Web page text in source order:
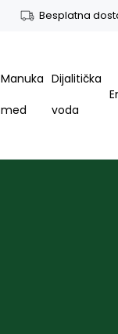
Besplatna
Manuka
med
Dijalitička
voda